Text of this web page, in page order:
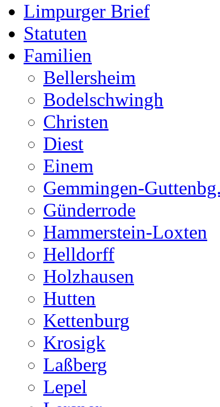
Limpurger Brief
Statuten
Familien
Bellersheim
Bodelschwingh
Christen
Diest
Einem
Gemmingen-
Günderrode
Hammerstein-Loxten
Helldorff
Holzhausen
Hutten
Kettenburg
Krosigk
Laßberg
Lepel